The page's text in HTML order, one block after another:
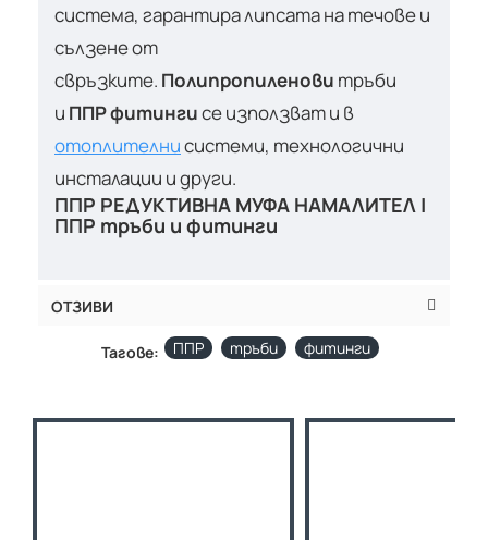
система, гарантира липсата на течове и
сълзене от
свръзките. Полипропиленови тръби
и ППР фитингисе използват и в
отоплителнисистеми, технологични
инсталации и други.
ППР РЕДУКТИВНА МУФА НАМАЛИТЕЛ |
ППР тръби и фитинги
ОТЗИВИ
Тагове: ППР тръби фитинги